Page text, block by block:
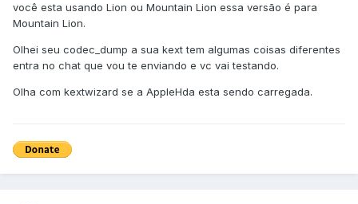
você esta usando Lion ou Mountain Lion essa versão é para
Mountain Lion.
Olhei seu codec_dump a sua kext tem algumas coisas diferentes
entra no chat que vou te enviando e vc vai testando.
Olha com kextwizard se a AppleHda esta sendo carregada.